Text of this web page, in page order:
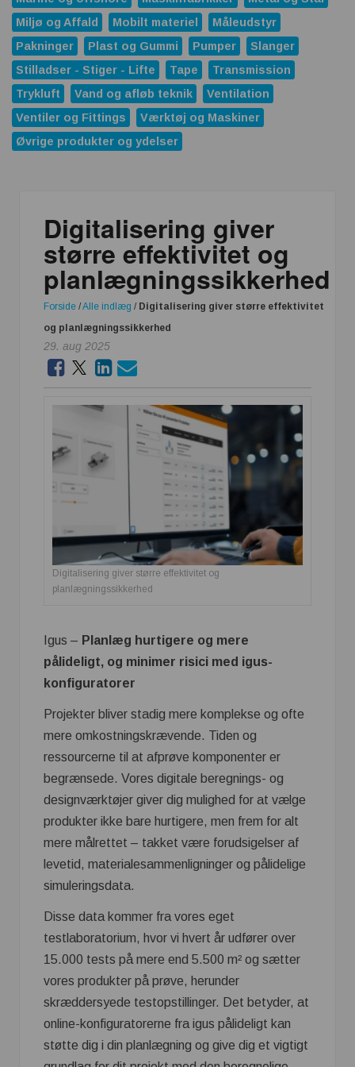
Miljø og Affald
Mobilt materiel
Måleudstyr
Pakninger
Plast og Gummi Pumper
Slanger
Stilladser - Stiger - Lifte
Tape
Transmission
Trykluft
Vand og afløb teknik
Ventilation
Ventiler og Fittings
Værktøj og Maskiner
Øvrige produkter og ydelser
Digitalisering giver
større effektivitet og
planlægningssikkerhed
Forside /Alle indlæg / Digitalisering giver større effektivitet
og planlægningssikkerhed
29. aug 2025
Digitalisering giver større effektivitet og
planlægningssikkerhed
Igus – Planlæg hurtigere og mere
pålideligt, og minimer risici med igus-
konfiguratorer
Projekter bliver stadig mere komplekse og ofte
mere omkostningskrævende. Tiden og
ressourcerne til at afprøve komponenter er
begrænsede. Vores digitale beregnings- og
designværktøjer giver dig mulighed for at vælge
produkter ikke bare hurtigere, men frem for alt
mere målrettet – takket være forudsigelser af
levetid, materialesammenligninger og pålidelige
simuleringsdata.
Disse data kommer fra vores eget
testlaboratorium, hvor vi hvert år udfører over
15.000 tests på mere end 5.500 m² og sætter
vores produkter på prøve, herunder
skræddersyede testopstillinger. Det betyder, at
online-konfiguratorerne fra igus pålideligt kan
støtte dig i din planlægning og give dig et vigtigt